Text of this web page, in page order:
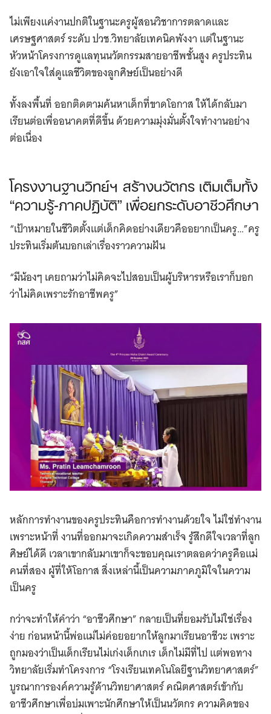
ไม่เพียงแค่งานปกติในฐานะครูผู้สอนวิชาการตลาดและ
เศรษฐศาสตร์ ระดับ ปวช.วิทยาลัยเทคนิคพังงา แต่ในฐานะ
หัวหน้าโครงการดูแลทุนนวัตกรรมสายอาชีพชั้นสูง ครูประทิน
ยังเอาใจใส่ดูแลชีวิตของลูกศิษย์เป็นอย่างดี
ทั้งลงพื้นที่ ออกติดตามค้นหาเด็กที่ขาดโอกาส ให้ได้กลับมา
เรียนต่อเพื่ออนาคตที่ดีขึ้น ด้วยความมุ่งมั่นตั้งใจทำงานอย่าง
ต่อเนื่อง
โครงงานฐานวิทย์ฯ สร้างนวัตกร เติมเต็มทั้ง
“ความรู้-ภาคปฏิบัติ” เพื่อยกระดับอาชีวศึกษา
“เป้าหมายในชีวิตตั้งแต่เด็กคิดอย่างเดียวคืออยากเป็นครู…”ครู
ประทินเริ่มต้นบอกเล่าเรื่องราวความฝัน
“มีน้องๆ เคยถามว่าไม่คิดจะไปสอบเป็นผู้บริหารหรือเราก็บอก
ว่าไม่คิดเพราะรักอาชีพครู”
หลักการทำงานของครูประทินคือการทำงานด้วยใจ ไม่ใช่ทำงาน
เพราะหน้าที่ งานที่ออกมาจะเกิดความสำเร็จ รู้สึกดีใจเวลาที่ลูก
ศิษย์ได้ดี เวลาเขากลับมาเขาก็จะขอบคุณเราตลอดว่าครูคือแม่
คนที่สอง ผู้ที่ให้โอกาส สิ่งเหล่านี้เป็นความภาคภูมิใจในความ
เป็นครู
กว่าจะทำให้คำว่า “อาชีวศึกษา”​ กลายเป็นที่ยอมรับไม่ใช่เรื่อง
ง่าย ก่อนหน้านี้พ่อแม่ไม่ค่อยอยากให้ลูกมาเรียนอาชีวะ เพราะ
ถูกมองว่าเป็นเด็กเรียนไม่เก่งเด็กเกเร เด็กไม่มีที่ไป แต่พอทาง
วิทยาลัยเริ่มทำโครงการ “โรงเรียนเทคโนโลยีฐานวิทยาศาสตร์”
บูรณาการองค์ความรู้ด้านวิทยาศาสตร์ คณิตศาสตร์เข้ากับ
อาชีวศึกษาเพื่อบ่มเพาะนักศึกษาให้เป็นนวัตกร ความคิดของ